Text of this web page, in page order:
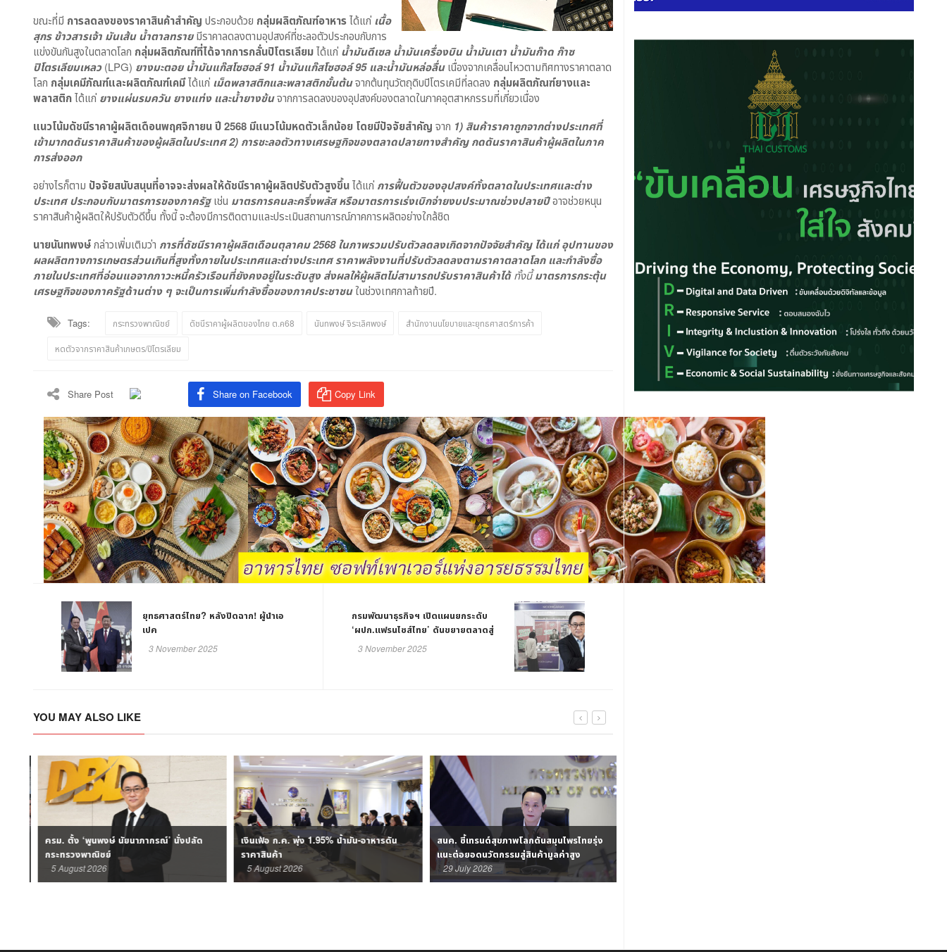
ขณะที่มี การลดลงของราคาสินค้าสำคัญ ประกอบด้วย กลุ่มผลิตภัณฑ์อาหารได้แก่ เนื้อ
สุกร ข้าวสารเจ้า มันเส้น น้ำตาลทรายมีราคาลดลงตามอุปสงค์ที่ชะลอตัวประกอบกับการ
แข่งขันกันสูงในตลาดโลก กลุ่มผลิตภัณฑ์ที่ได้จากการกลั่นปิโตรเลียมได้แก่ น้ำมันดีเซล น้ำมันเครื่องบิน น้ำมันเตา น้ำมันก๊าด ก๊าซ
ปิโตรเลียมเหลว(LPG) ยางมะตอย น้ำมันแก๊สโซฮอล์ 91 น้ำมันแก๊สโซฮอล์ 95 และน้ำมันหล่อลื่นเนื่องจากเคลื่อนไหวตามทิศทางราคาตลาด
โลก กลุ่มเคมีภัณฑ์และผลิตภัณฑ์เคมีได้แก่ เม็ดพลาสติกและพลาสติกขั้นต้นจากต้นทุนวัตถุดิบปิโตรเคมีที่ลดลง กลุ่มผลิตภัณฑ์ยางและ
พลาสติกได้แก่ ยางแผ่นรมควัน ยางแท่ง และน้ำยางข้นจากการลดลงของอุปสงค์ของตลาดในภาคอุตสาหกรรมที่เกี่ยวเนื่อง
แนวโน้มดัชนีราคาผู้ผลิตเดือนพฤศจิกายน ปี 2568 มีแนวโน้มหดตัวเล็กน้อย โดยมีปัจจัยสำคัญ จาก 1) สินค้าราคาถูกจากต่างประเทศที่
เข้ามากดดันราคาสินค้าของผู้ผลิตในประเทศ 2) การชะลอตัวทางเศรษฐกิจของตลาดปลายทางสำคัญ กดดันราคาสินค้าผู้ผลิตในภาค
การส่งออก
อย่างไรก็ตาม ปัจจัยสนับสนุนที่อาจจะส่งผลให้ดัชนีราคาผู้ผลิตปรับตัวสูงขึ้นได้แก่ การฟื้นตัวของอุปสงค์ทั้งตลาดในประเทศและต่าง
ประเทศ ประกอบกับมาตรการของภาครัฐเช่น มาตรการคนละครึ่งพลัส หรือมาตรการเร่งเบิกจ่ายงบประมาณช่วงปลายปีอาจช่วยหนุน
ราคาสินค้าผู้ผลิตให้ปรับตัวดีขึ้น ทั้งนี้ จะต้องมีการติดตามและประเมินสถานการณ์ภาคการผลิตอย่างใกล้ชิด
นายนันทพงษ์กล่าวเพิ่มเติมว่า การที่ดัชนีราคาผู้ผลิตเดือนตุลาคม 2568 ในภาพรวมปรับตัวลดลงเกิดจากปัจจัยสำคัญ ได้แก่ อุปทานของ
ผลผลิตทางการเกษตรส่วนเกินที่สูงทั้งภายในประเทศและต่างประเทศ ราคาพลังงานที่ปรับตัวลดลงตามราคาตลาดโลก และกำลังซื้อ
ภายในประเทศที่อ่อนแอจากภาวะหนี้ครัวเรือนที่ยังคงอยู่ในระดับสูง ส่งผลให้ผู้ผลิตไม่สามารถปรับราคาสินค้าได้ทั้งนี้มาตรการกระตุ้น
เศรษฐกิจของภาครัฐด้านต่าง ๆ จะเป็นการเพิ่มกำลังซื้อของภาคประชาชนในช่วงเทศกาลท้ายปี.
Tags: กระทรวงพาณิชย์ ดัชนีราคาผู้ผลิตของไทย ต.ค68 นันทพงษ์ จิระเลิศพงษ์ สำนักงานนโยบายและยุทธศาสตร์การค้า
หดตัวจากราคาสินค้าเกษตร/ปิโตรเลียม
Share Post Share on Facebook Copy Link
ยุทธศาสตร์ไทย? หลังปิดฉาก! ผู้นำเอ
เปค
3 November 2025
กรมพัฒนาธุรกิจฯ เปิดแผนยกระดับ
‘ผปก.แฟรนไชส์ไทย’ ดันขยายตลาดสู่
ตปท.
3 November 2025
YOU MAY ALSO LIKE
ครม. ตั้ง ‘พูนพงษ์ นัยนาภากรณ์’ นั่งปลัด
กระทรวงพาณิชย์
5 August 2026
เงินเฟ้อ ก.ค. พุ่ง 1.95% น้ำมัน-อาหารดัน
ราคาสินค้า
5 August 2026
สนค. ชี้เทรนด์สุขภาพโลกดันสมุนไพรไทยรุ่ง
แนะต่อยอดนวัตกรรมสู่สินค้ามูลค่าสูง
29 July 2026